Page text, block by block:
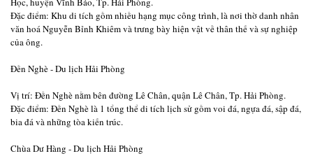
Đặc điểm: Khu di tích gồm nhiều hạng mục công trình, là nơi thờ danh nhân
văn hoá Nguyễn Bỉnh Khiêm và trưng bày hiện vật về thân thế và sự nghiệp
của ông.
Đền Nghè - Du lịch Hải Phòng
Vị trí: Đền Nghè nằm bên đường Lê Chân, quận Lê Chân, Tp. Hải Phòng.
Đặc điểm: Đền Nghè là 1 tổng thể di tích lịch sử gồm voi đá, ngựa đá, sập đá,
bia đá và những tòa kiến trúc.
Chùa Dư Hàng - Du lịch Hải Phòng